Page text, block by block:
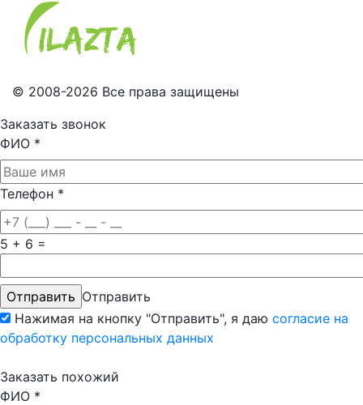
© 2008-2026 Все права защищены
Заказать звонок
ФИО *
Телефон *
5 + 6 =
Отправить
Нажимая на кнопку "Отправить", я даю согласие на
обработку персональных данных
Заказать похожий
ФИО *